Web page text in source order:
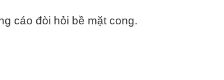
cáo đòi hỏi bề mặt cong.